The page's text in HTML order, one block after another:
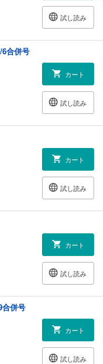
試し読み
合併号
カート
試し読み
カート
試し読み
カート
試し読み
併号
カート
試し読み